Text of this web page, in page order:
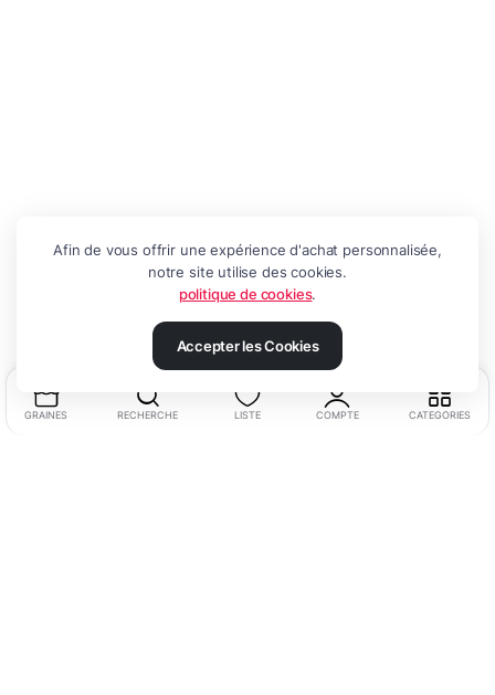
Afin de vous offrir une expérience d'achat personnalisée,
notre site utilise des cookies.
politique de cookies.
Accepter les Cookies
GRAINES RECHERCHE LISTE COMPTE CATEGORIES